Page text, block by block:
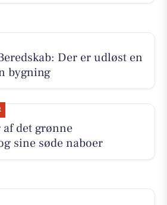
Der er udløst en
bygning
det grønne
sine søde naboer